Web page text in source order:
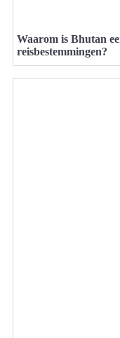
Waarom is Bhutan
reisbestemmingen?